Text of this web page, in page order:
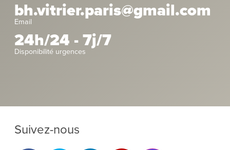
bh.vitrier.paris@gmail.com
Email
24h/24 - 7j/7
Disponibilité urgences
Suivez-nous